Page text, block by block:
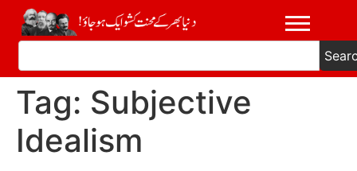
Tag: Subjective
Idealism